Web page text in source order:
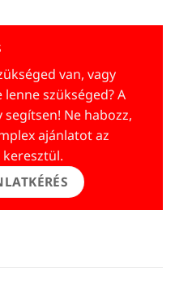
van, vagy
szükséged? A
Ne habozz,
ajánlatot az